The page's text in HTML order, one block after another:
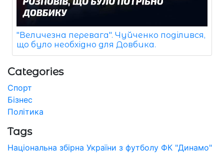
"Величезна перевага". Чуйченко поділився,
що було необхідно для Довбика.
Categories
Спорт
Бізнес
Політика
Tags
Національна збірна України з футболу ФК "Динамо"